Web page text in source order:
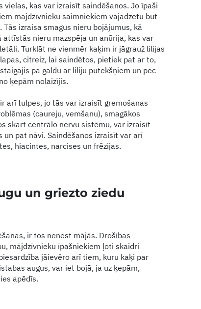
vielas, kas var izraisīt saindēšanos. Jo īpaši
mājdzīvnieku saimniekiem vajadzētu būt
Tās izraisa smagus nieru bojājumus, kā
attīstās nieru mazspēja un anūrija, kas var
Turklāt ne vienmēr kaķim ir jāgrauž lilijas
citreiz, lai saindētos, pietiek pat ar to,
pa galdu ar liliju putekšņiem un pēc
ķepām nolaizījis.
arī tulpes, jo tās var izraisīt gremošanas
(caureju, vemšanu), smagākos
skart centrālo nervu sistēmu, var izraisīt
un pat nāvi. Saindēšanos izraisīt var arī
hiacintes, narcises un frēzijas.
un griezto ziedu
ir tos nenest mājās. Drošības
mājdzīvnieku īpašniekiem ļoti skaidri
jāievēro arī tiem, kuru kaķi par
augus, var iet bojā, ja uz ķepām,
apēdīs.